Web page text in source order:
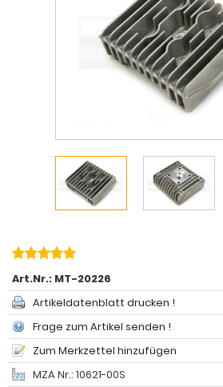
Art.Nr.: MT-20226
Artikeldatenblatt drucken !
Frage zum Artikel senden !
Zum Merkzettel hinzufügen
MZA Nr.: 10621-00S